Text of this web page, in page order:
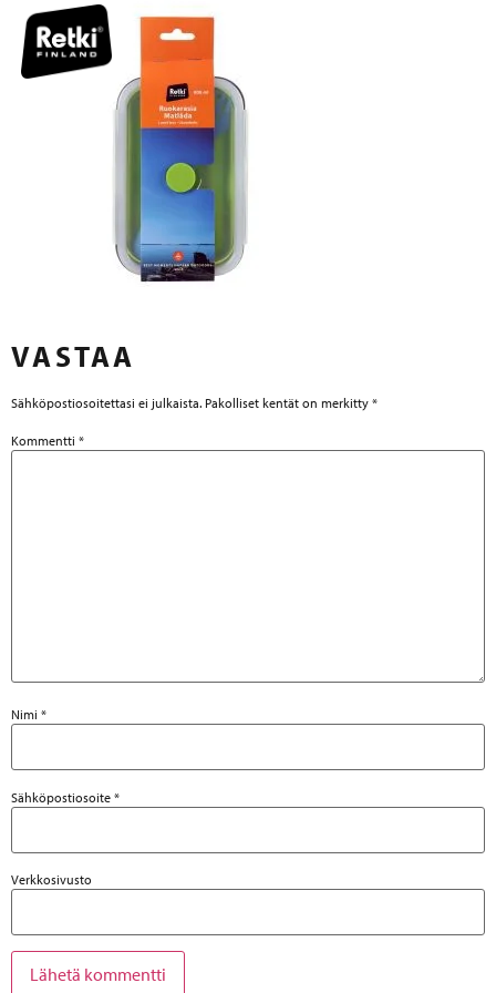
VASTAA
Sähköpostiosoitettasi ei julkaista. Pakolliset kentät on merkitty *
Kommentti *
Nimi *
Sähköpostiosoite *
Verkkosivusto